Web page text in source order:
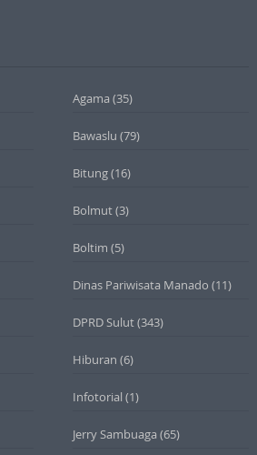
Agama (35)
Bawaslu (79)
Bitung(16)
Bolmut(3)
Boltim (5)
Dinas Pariwisata Manado (11)
DPRD Sulut(343)
Hiburan (6)
Infotorial (1)
Jerry Sambuaga (65)